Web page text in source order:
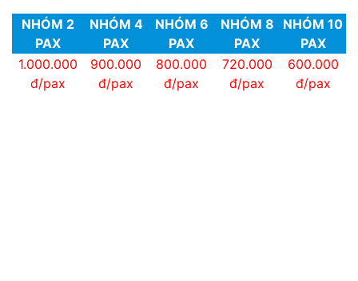
NHÓM 2
PAX
NHÓM 4
PAX
NHÓM 6
PAX
NHÓM 8
PAX
NHÓM 10
PAX
1.000.000
đ/pax
900.000
đ/pax
800.000
đ/pax
720.000
đ/pax
600.000
đ/pax